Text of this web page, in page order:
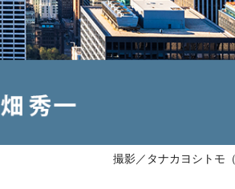
撮影／タナカヨシトモ（